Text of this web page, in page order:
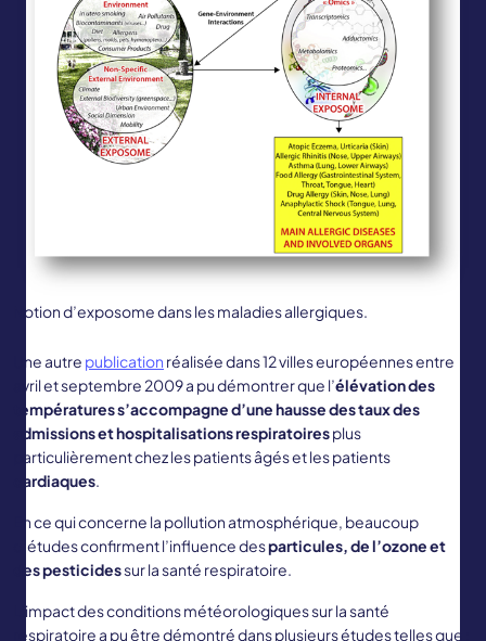
Notion d’exposome dans les maladies allergiques.
Une autre publication réalisée dans 12 villes européennes entre
avril et septembre 2009 a pu démontrer que l’élévation des
températures s’accompagne d’une hausse des taux des
admissions et hospitalisationsrespiratoiresplus
particulièrement chez les patients âgés et les patients
cardiaques.
En ce qui concerne la pollution atmosphérique, beaucoup
d’études confirment l’influence desparticules, de l’ozone et
des pesticidessur la santé respiratoire.
L’impact des conditions météorologiques sur la santé
respiratoire a pu être démontré dans plusieurs études telles que :